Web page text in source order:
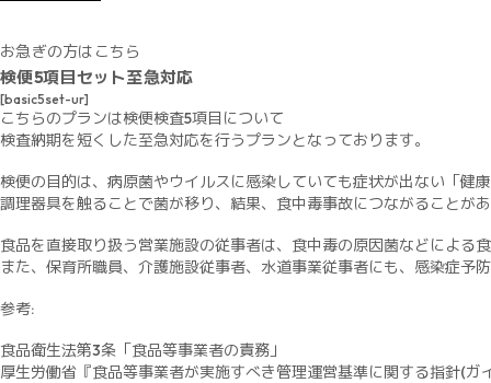
お急ぎの方はこちら
検便5項目セット至急対応
[basic5set-ur]
こちらのプランは検便検査5項目について
検査納期を短くした至急対応を行うプランとなっております。
検便の目的は、病原菌やウイルスに感染していても症状が出ない「健
調理器具を触ることで菌が移り、結果、食中毒事故につながることが
食品を直接取り扱う営業施設の従事者は、食中毒の原因菌などによ
また、保育所職員、介護施設従事者、水道事業従事者にも、感染症予
参考:
食品衛生法第3条「食品等事業者の責務」
厚生労働省『食品等事業者が実施すべき管理運営基準に関する指針(